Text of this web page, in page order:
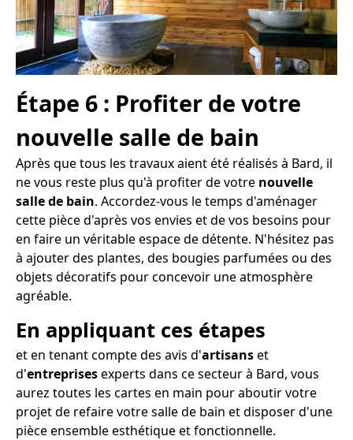
Étape 6 : Profiter de votre
nouvelle salle de bain
Après que tous les travaux aient été réalisés à Bard, il
ne vous reste plus qu'à profiter de votre nouvelle
salle de bain. Accordez-vous le temps d'aménager
cette pièce d'après vos envies et de vos besoins pour
en faire un véritable espace de détente. N'hésitez pas
à ajouter des plantes, des bougies parfumées ou des
objets décoratifs pour concevoir une atmosphère
agréable.
En appliquant ces étapes
et en tenant compte des avis d'artisanset
d'entreprisesexperts dans ce secteur à Bard, vous
aurez toutes les cartes en main pour aboutir votre
projet de refaire votre salle de bain et disposer d'une
pièce ensemble esthétique et fonctionnelle.